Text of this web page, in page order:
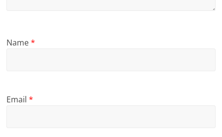
Name*
Email*